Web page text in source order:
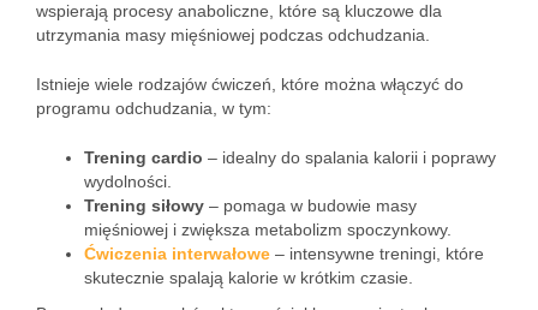
wspierają procesy anaboliczne, które są kluczowe dla
utrzymania masy mięśniowej podczas odchudzania.
Istnieje wiele rodzajów ćwiczeń, które można włączyć do
programu odchudzania, w tym:
Trening cardio – idealny do spalania kalorii i poprawy
wydolności.
Trening siłowy – pomaga w budowie masy
mięśniowej i zwiększa metabolizm spoczynkowy.
Ćwiczenia interwałowe – intensywne treningi, które
skutecznie spalają kalorie w krótkim czasie.